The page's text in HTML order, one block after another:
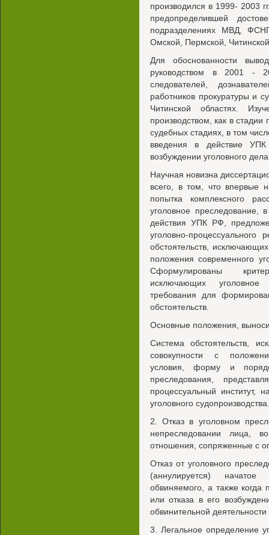
производился в 1999- 2003
предопределившей
подразделениях МВД,
Омской, Пермской,
Для обоснованности
руководством в 2001 -
следователей,
работников прокуратуры и
Читинской областях.
производством, как в
судебных стадиях, в том
введения в действие
возбуждении уголовного
Научная новизна
всего, в том, что впервые
попытка комплексного
уголовное преследование,
действия УПК РФ,
уголовно-
обстоятельств,
положения современного
Сформулированы
исключающих
требования для
обстоятельств.
Основные положения,
Система обстоятельств,
совокупности с
условия, форму и
преследования,
процессуальный институт,
уголовного судопроизводства.
2. Отказ в уголовном
непреследовании лица,
отношения, сопряженные с
Отказ от уголовного
(аннулируется) начатое
обвиняемого, а также когда
или отказа в его
обвинительной
3. Легальное определение